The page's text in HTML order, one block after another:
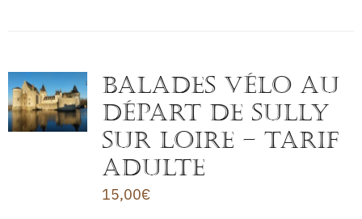
BALADES VÉLO au
départ de Sully
sur Loire – TARIF
ADULTE
15,00€